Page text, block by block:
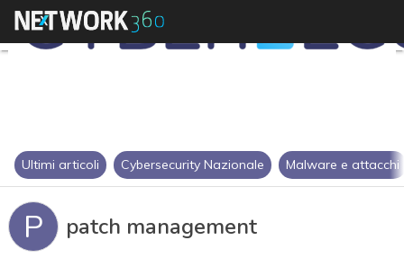
Ultimi articoli Cybersecurity Nazionale Malware e attacchi
P patch management